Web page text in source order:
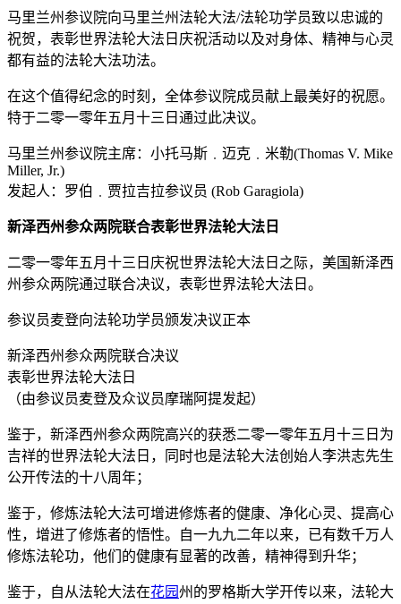
马里兰州参议院向马里兰州法轮大法/法轮功学员致以忠诚的
祝贺，表彰世界法轮大法日庆祝活动以及对身体、精神与心灵
都有益的法轮大法功法。
在这个值得纪念的时刻，全体参议院成员献上最美好的祝愿。
特于二零一零年五月十三日通过此决议。
马里兰州参议院主席：小托马斯﹒迈克﹒米勒(Thomas V. Mike
Miller, Jr.)
发起人：罗伯﹒贾拉吉拉参议员 (Rob Garagiola)
新泽西州参众两院联合表彰世界法轮大法日
二零一零年五月十三日庆祝世界法轮大法日之际，美国新泽西
州参众两院通过联合决议，表彰世界法轮大法日。
参议员麦登向法轮功学员颁发决议正本
新泽西州参众两院联合决议
表彰世界法轮大法日
（由参议员麦登及众议员摩瑞阿提发起）
鉴于，新泽西州参众两院高兴的获悉二零一零年五月十三日为
吉祥的世界法轮大法日，同时也是法轮大法创始人李洪志先生
公开传法的十八周年；
鉴于，修炼法轮大法可增进修炼者的健康、净化心灵、提高心
性，增进了修炼者的悟性。自一九九二年以来，已有数千万人
修炼法轮功，他们的健康有显著的改善，精神得到升华；
鉴于，自从法轮大法在花园州的罗格斯大学开传以来，法轮大